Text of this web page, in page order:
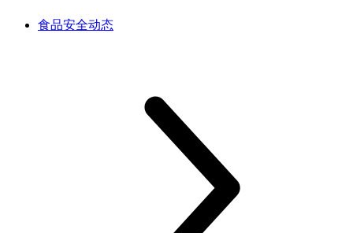
食品安全动态